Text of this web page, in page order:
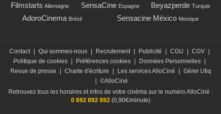
Filmstarts Allemagne SensaCine Espagne Beyazperde Turquie
AdoroCinema Brésil Sensacine México Mexique
Contact | Qui sommes-nous | Recrutement | Publicité | CGU | CGV |
Politique de cookies | Préférences cookies | Données Personnelles |
Revue de presse
| Charte d'écriture | Les services AlloCiné | Gérer Utiq
| ©AlloCiné
Retrouvez tous les horaires et infos de votre cinéma sur le numéro AlloCiné :
0 892 892 892 (0,90€/minute)